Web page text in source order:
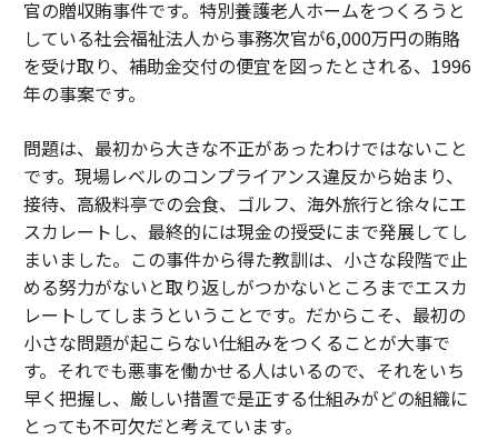
官の贈収賄事件です。特別養護老人ホームをつくろうと
している社会福祉法人から事務次官が6,000万円の賄賂
を受け取り、補助金交付の便宜を図ったとされる、1996
年の事案です。
問題は、最初から大きな不正があったわけではないこと
です。現場レベルのコンプライアンス違反から始まり、
接待、高級料亭での会食、ゴルフ、海外旅行と徐々にエ
スカレートし、最終的には現金の授受にまで発展してし
まいました。この事件から得た教訓は、小さな段階で止
める努力がないと取り返しがつかないところまでエスカ
レートしてしまうということです。だからこそ、最初の
小さな問題が起こらない仕組みをつくることが大事で
す。それでも悪事を働かせる人はいるので、それをいち
早く把握し、厳しい措置で是正する仕組みがどの組織に
とっても不可欠だと考えています。